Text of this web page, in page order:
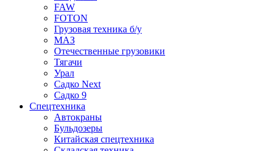
FAW
FOTON
Грузовая техника б/у
МАЗ
Отечественные грузовики
Тягачи
Урал
Садко Next
Садко 9
Спецтехника
Автокраны
Бульдозеры
Китайская спецтехника